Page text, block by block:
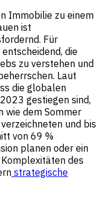
Immobilie zu einem
ist
Für
die
zu verstehen und
Laut
die globalen
gestiegen sind,
wie dem Sommer
und bis
von 69 %
planen oder ein
des
strategische